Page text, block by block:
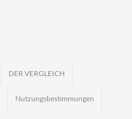
DER VERGLEICH
Nutzungsbestimmungen